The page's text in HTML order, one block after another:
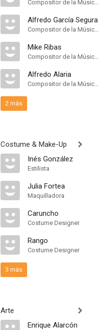
Compositor de la Música Original, Música
Alfredo García Segura
Compositor de la Música Original
Mike Ribas
Compositor de la Música Original
Alfredo Alaria
Compositor de la Música Original
2 más
Costume & Make-Up
Inés González
Estilista
Julia Fortea
Maquilladora
Caruncho
Costume Designer
Rango
Costume Designer
3 más
Arte
Enrique Alarcón